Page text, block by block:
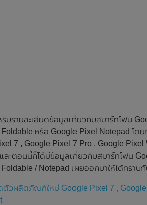
บรายละเอียดข้อมูลเกี่ยวกับสมาร์ทโฟน
หรือ Google Pixel Notepad โด
7 , Google Pixel 7 Pro , Google Pixel
ละตอนนี้ก็ได้มีข้อมูลเกี่ยวกับสมาร์ทโฟน
/ Notepad เผยออกมาให้ได้ทราบ
ตัวผลิตภัณฑ์ใหม่ Google Pixel 7 , Google